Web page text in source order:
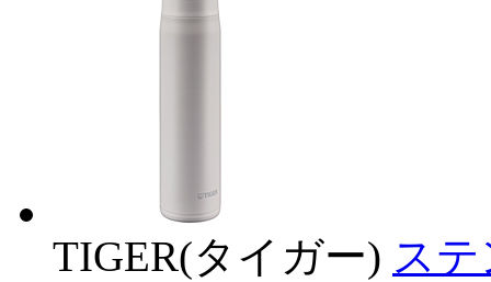
TIGER(タイガー) ス